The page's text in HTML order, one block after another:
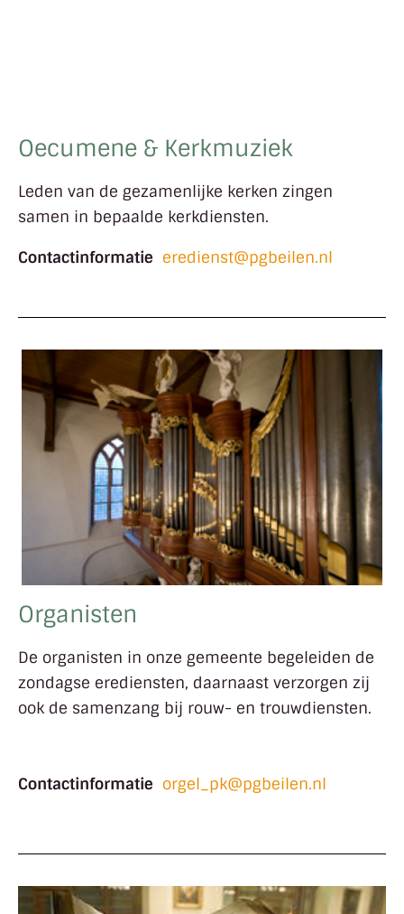
Oecumene & Kerkmuziek
Leden van de gezamenlijke kerken zingen
samen in bepaalde kerkdiensten.
Contactinformatie eredienst@pgbeilen.nl
Organisten
De organisten in onze gemeente begeleiden de
zondagse erediensten, daarnaast verzorgen zij
ook de samenzang bij rouw- en trouwdiensten.
Contactinformatie orgel_pk@pgbeilen.nl